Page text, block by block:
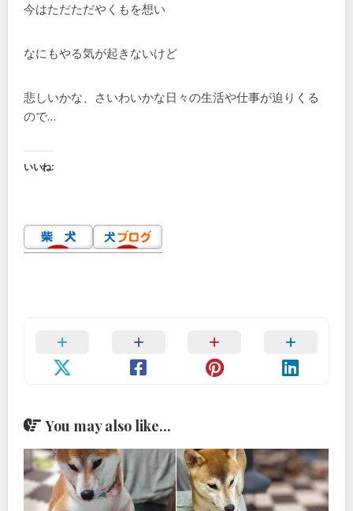
今はただただやくもを想い
なにもやる気が起きないけど
悲しいかな、さいわいかな日々の生活や仕事が迫りくる
ので…
いいね:
You may also like...